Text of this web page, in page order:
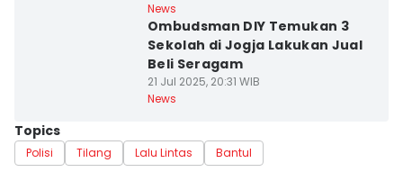
News
Ombudsman DIY Temukan 3
Sekolah di Jogja Lakukan Jual
Beli Seragam
21 Jul 2025, 20:31 WIB
News
Topics
Polisi Tilang Lalu Lintas Bantul